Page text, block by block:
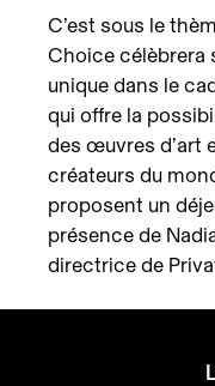
C’est sous le
Choice célèbrera
unique dans le
qui offre la
des œuvres d’art
créateurs du
proposent un
présence de
directrice de